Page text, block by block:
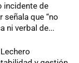
incidente de
que “no
ni verbal de...